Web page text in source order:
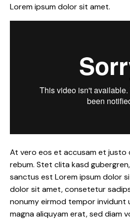
Lorem ipsum dolor sit amet.
At vero eos et accusam et justo
rebum. Stet clita kasd
sanctus est Lorem ipsum dolor
dolor sit amet, consetetur
nonumy eirmod tempor
magna aliquyam erat, sed diam